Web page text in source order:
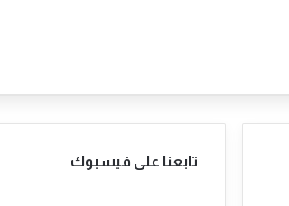
تابعنا على فيسبوك